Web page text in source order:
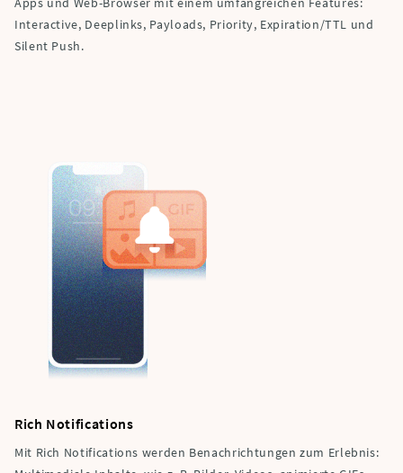
Interactive, Deeplinks, Payloads, Priority, Expiration/TTL und
Silent Push.
Rich Notifications
Mit Rich Notifications werden Benachrichtungen zum Erlebnis: